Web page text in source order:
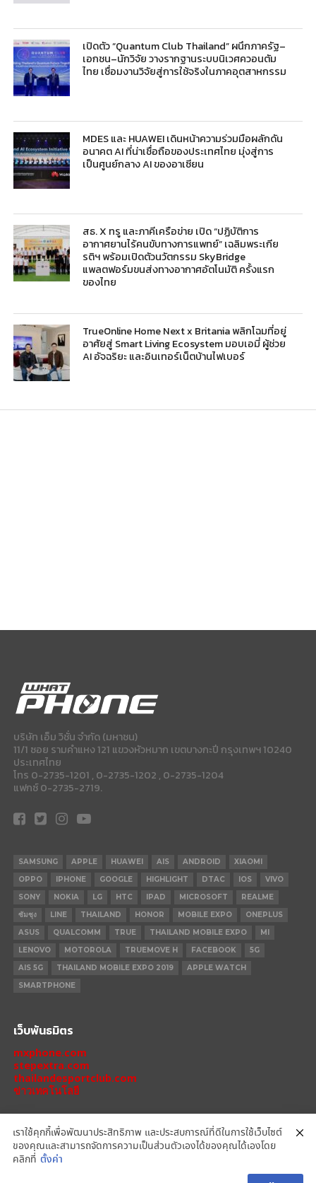
เปิดตัว “Quantum Club Thailand” ผนึกภาครัฐ–
เอกชน–นักวิจัย วางรากฐานระบบนิเวศควอนตัม
ไทย เชื่อมงานวิจัยสู่การใช้จริงในภาคอุตสาหกรรม
MDES และ HUAWEI เดินหน้าความร่วมมือผลักดัน
อนาคต AI ที่น่าเชื่อถือของประเทศไทย มุ่งสู่การ
เป็นศูนย์กลาง AI ของอาเซียน
สธ. X ทรู และภาคีเครือข่าย เปิด “ปฏิบัติการ
อากาศยานไร้คนขับทางการแพทย์” เฉลิมพระเกีย
รติฯ พร้อมเปิดตัวนวัตกรรม SkyBridge
แพลตฟอร์มขนส่งทางอากาศอัตโนมัติ ครั้งแรก
ของไทย
TrueOnline Home Next x Britania พลิกโฉมที่อยู่
อาศัยสู่ Smart Living Ecosystem มอบเอมี่ ผู้ช่วย
AI อัจฉริยะ และอินเทอร์เน็ตบ้านไฟเบอร์
บริษัท เอ็ม วิชั่น จำกัด (มหาชน)
11/1 ซอย รามคำแหง 121 แขวงหัวหมาก เขตบางกะปี กรุงเทพฯ 10240
ประเทศไทย
โทร 0-2735-1201 , 0-2735-1202 , 0-2735-1204
แฟกซ์ 0-2735-2719.
SAMSUNG APPLE HUAWEI AIS ANDROID
XIAOMI
OPPO
IPHONE GOOGLE HIGHLIGHT DTAC IOS
VIVO
SONY
NOKIA LG HTC IPAD MICROSOFT
REALME
ซัมซุง
LINE THAILAND HONOR MOBILE EXPO
ONEPLUS
ASUS
QUALCOMM TRUE THAILAND MOBILE EXPO
MI
LENOVO
MOTOROLA TRUEMOVE H FACEBOOK
5G
AIS 5G
THAILAND MOBILE EXPO 2019
APPLE WATCH
SMARTPHONE
เว็บพันธมิตร
mxphone.com
stepextra.com
thailandesportclub.com
ข่าวเทคโนโลยี
IPHONE 14 PRO
เราใช้คุกกี้เพื่อพัฒนาประสิทธิภาพ และประสบการณ์ที่ดีในการใช้เว็บไซต์
ของคุณและสามารถจัดการความเป็นส่วนตัวเองได้ของคุณได้เองโดย
คลิกที่ ตั้งค่า